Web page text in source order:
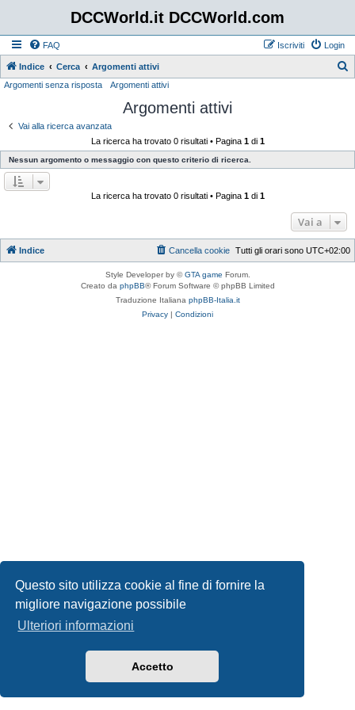
Questo sito utilizza cookie al fine di fornire la
migliore navigazione possibile
Ulteriori informazioni
Accetto
DCCWorld.it DCCWorld.com
FAQ Login
Iscriviti
Indice Cerca Argomenti attivi
Argomenti senza risposta Argomenti attivi
Argomenti attivi
Vai alla ricerca avanzata
La ricerca ha trovato 0 risultati • Pagina 1di 1
Nessun argomento o messaggio con questo criterio di ricerca.
La ricerca ha trovato 0 risultati • Pagina 1di 1
Vai a
Indice Tutti gli orari sono UTC+02:00
Cancella cookie
Style Developer by ©GTA game Forum.
Creato da phpBB® Forum Software © phpBB Limited
Traduzione Italiana phpBB-Italia.it
Privacy | Condizioni